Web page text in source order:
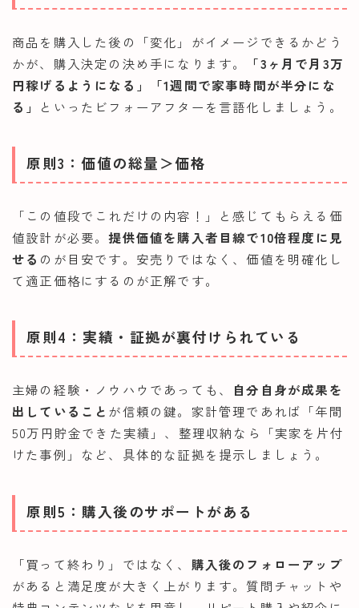
商品を購入した後の「変化」がイメージできるかどう
かが、購入決定の決め手になります。
「3ヶ月で月3万
円稼げるようになる」「1週間で家事時間が半分にな
る」
といったビフォーアフターを言語化しましょう。
原則3：価値の総量＞価格
「この値段でこれだけの内容！」と感じてもらえる価
値設計が必要。提供価値を購入者目線で10倍程度に見
せる のが目安です。安売りではなく、価値を明確化し
て適正価格にするのが正解です。
原則4：実績・証拠が裏付けられている
主婦の経験・ノウハウであっても、
自分自身が成果を
出していること が信頼の鍵。家計管理であれば「年間
50万円貯金できた実績」、整理収納なら「実家を片付
けた事例」など、具体的な証拠を提示しましょう。
原則5：購入後のサポートがある
「買って終わり」ではなく、 購入後のフォローアップ
があると満足度が大きく上がります。質問チャットや